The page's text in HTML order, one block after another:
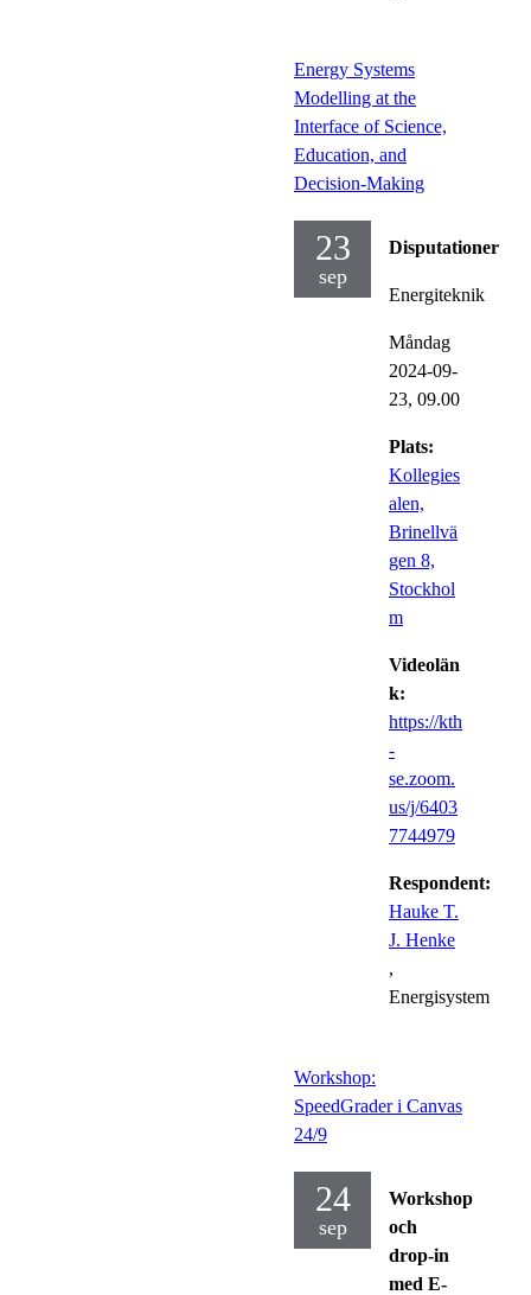
Energy Systems
Modelling at the
Interface of Science,
Education, and
Decision-Making
23
sep
Disputationer
Energiteknik
Måndag
2024-09-
23, 09.00
Plats:
Kollegies
alen,
Brinellvä
gen 8,
Stockhol
m
Videolän
k:
https://kth
-
se.zoom.
us/j/6403
7744979
Respondent:
Hauke T.
J. Henke
,
Energisystem
Workshop:
SpeedGrader i Canvas
24/9
24
sep
Workshop
och
drop-in
med E-